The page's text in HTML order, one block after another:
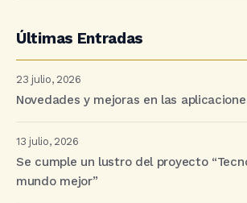
Últimas Entradas
23 julio, 2026
Novedades y mejoras en las
13 julio, 2026
Se cumple un lustro del proyecto
mundo mejor”